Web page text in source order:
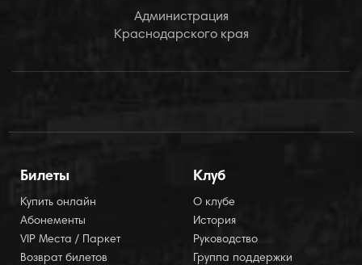
Администрация
Краснодарского края
Билеты
Купить онлайн
Абонементы
VIP Места / Паркет
Возврат билетов
Клуб
О клубе
История
Руководство
Группа поддержки